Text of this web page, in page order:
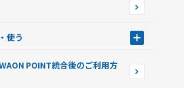
所
使う
ついて
POINT統合後のご利用方